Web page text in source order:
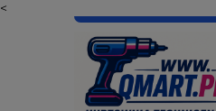
<